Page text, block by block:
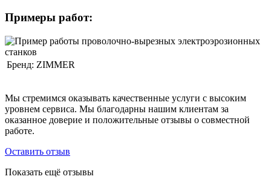
Примеры работ:
Бренд: ZIMMER
Мы стремимся оказывать качественные услуги с высоким
уровнем сервиса. Мы благодарны нашим клиентам за
оказанное доверие и положительные отзывы о совместной
работе.
Оставить отзыв
Показать ещё отзывы